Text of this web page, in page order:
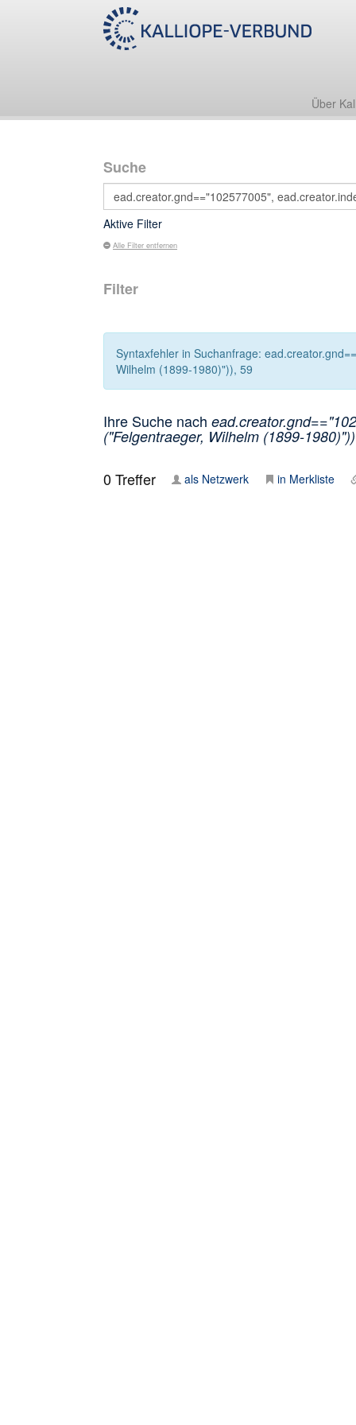
Über
Suche
Aktive Filter
Alle Filter entfernen
Filter
Syntaxfehler in Suchanfrage:
Wilhelm (1899-1980)")), 59
Ihre Suche nach
("Felgentraeger, Wilhelm (1899-1980)"))
0Treffer als Netzwerk in Merkliste